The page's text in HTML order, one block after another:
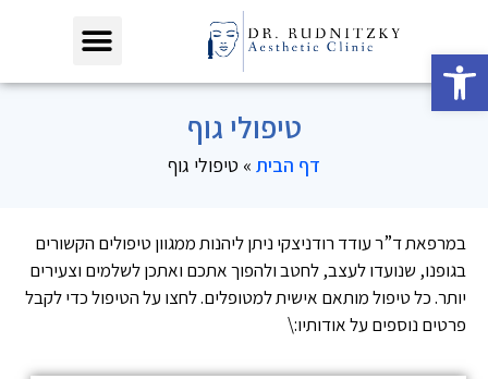
פתח סרגל נגישות
טיפולי גוף
דף הבית » טיפולי גוף
במרפאת ד”ר עודד רודניצקי ניתן ליהנות ממגוון טיפולים הקשורים
בגופנו, שנועדו לעצב, לחטב ולהפוך אתכם ואתכן לשלמים וצעירים
יותר. כל טיפול מותאם אישית למטופלים. לחצו על הטיפול כדי לקבל
פרטים נוספים על אודותיו:\